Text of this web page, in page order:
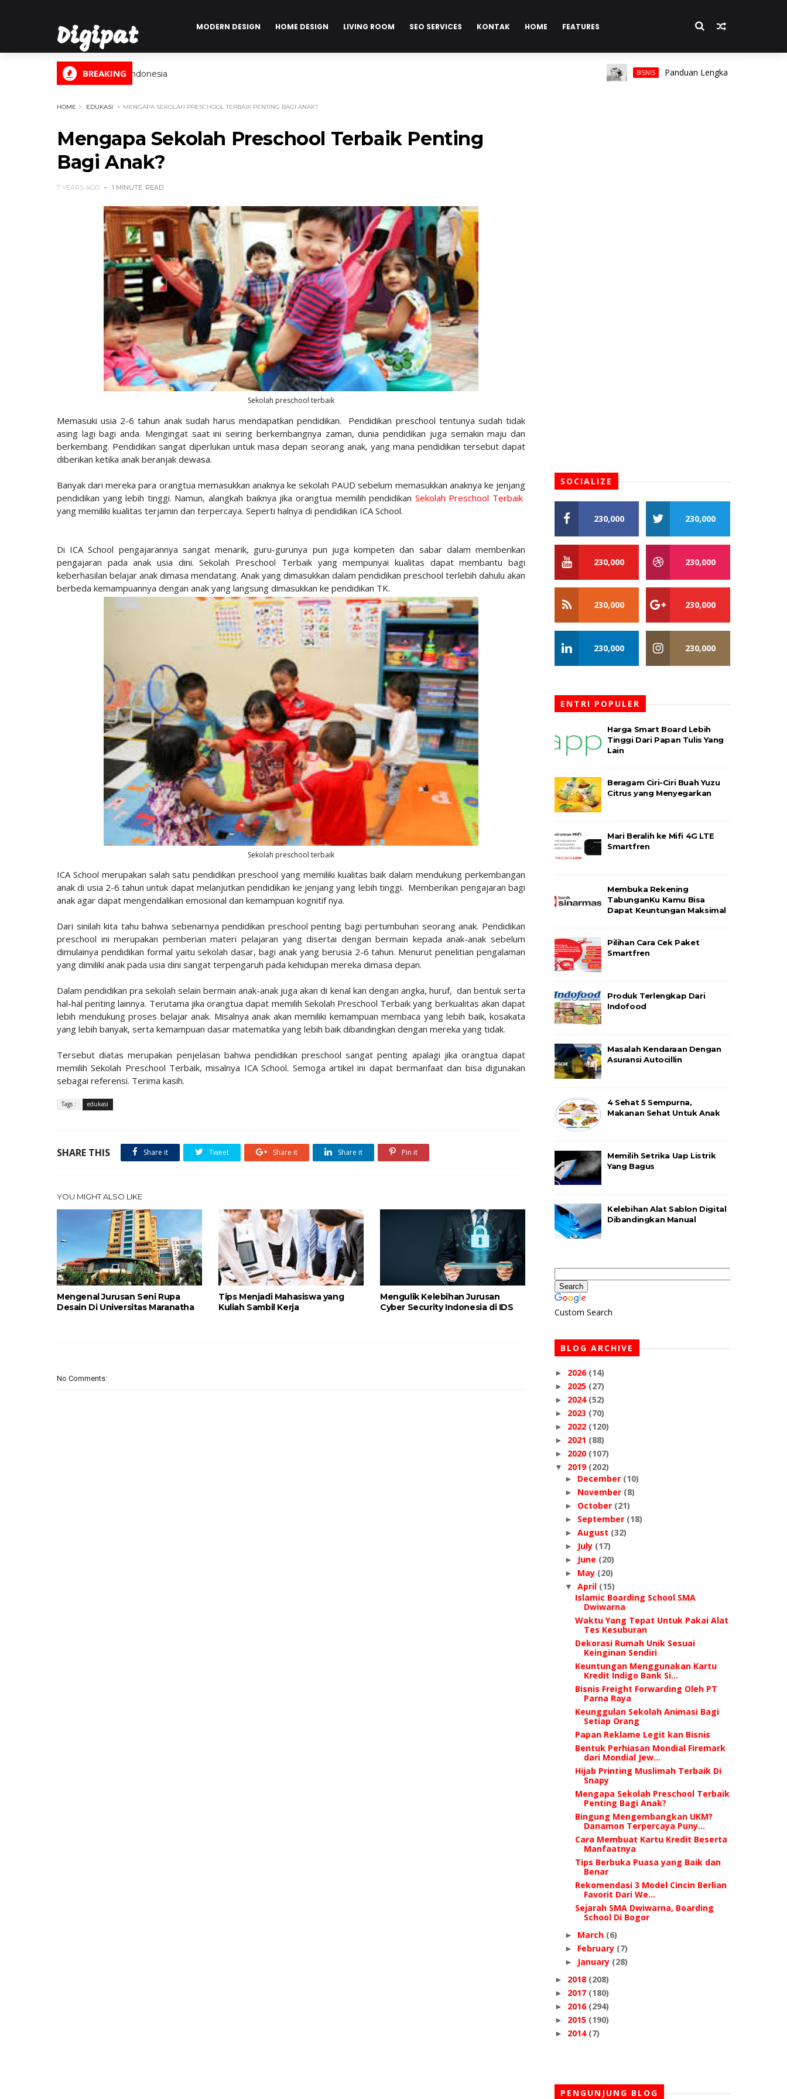
Digipat
Digital Informasi Indonesia
MODERN DESIGN HOME DESIGN LIVING ROOM SEO SERVICES KONTAK HOME FEATURES
BREAKING BISNIS Panduan Lengkap Memilih Cincin Pria
HOME EDUKASI MENGAPA SEKOLAH PRESCHOOL TERBAIK PENTING BAGI ANAK?
Mengapa Sekolah Preschool Terbaik Penting
Bagi Anak?
7 YEARS AGO 1 MINUTE READ
Sekolah preschool terbaik
Memasuki usia 2-6 tahun anak sudah harus mendapatkan pendidikan. Pendidikan preschool tentunya sudah tidak
asing lagi bagi anda. Mengingat saat ini seiring berkembangnya zaman, dunia pendidikan juga semakin maju dan
berkembang. Pendidikan sangat diperlukan untuk masa depan seorang anak, yang mana pendidikan tersebut dapat
diberikan ketika anak beranjak dewasa.
Banyak dari mereka para orangtua memasukkan anaknya ke sekolah PAUD sebelum memasukkan anaknya ke jenjang
pendidikan yang lebih tinggi. Namun, alangkah baiknya jika orangtua memilih pendidikan Sekolah Preschool Terbaik
yang memiliki kualitas terjamin dan terpercaya. Seperti halnya di pendidikan ICA School.
Di ICA School pengajarannya sangat menarik, guru-gurunya pun juga kompeten dan sabar dalam memberikan
pengajaran pada anak usia dini. Sekolah Preschool Terbaik yang mempunyai kualitas dapat membantu bagi
keberhasilan belajar anak dimasa mendatang. Anak yang dimasukkan dalam pendidikan preschool terlebih dahulu akan
berbeda kemampuannya dengan anak yang langsung dimasukkan ke pendidikan TK.
Sekolah preschool terbaik
ICA School merupakan salah satu pendidikan preschool yang memiliki kualitas baik dalam mendukung perkembangan
anak di usia 2-6 tahun untuk dapat melanjutkan pendidikan ke jenjang yang lebih tinggi. Memberikan pengajaran bagi
anak agar dapat mengendalikan emosional dan kemampuan kognitif nya.
Dari sinilah kita tahu bahwa sebenarnya pendidikan preschool penting bagi pertumbuhan seorang anak. Pendidikan
preschool ini merupakan pemberian materi pelajaran yang disertai dengan bermain kepada anak-anak sebelum
dimulainya pendidikan formal yaitu sekolah dasar, bagi anak yang berusia 2-6 tahun. Menurut penelitian pengalaman
yang dimiliki anak pada usia dini sangat terpengaruh pada kehidupan mereka dimasa depan.
Dalam pendidikan pra sekolah selain bermain anak-anak juga akan di kenal kan dengan angka, huruf, dan bentuk serta
hal-hal penting lainnya. Terutama jika orangtua dapat memilih Sekolah Preschool Terbaik yang berkualitas akan dapat
lebih mendukung proses belajar anak. Misalnya anak akan memiliki kemampuan membaca yang lebih baik, kosakata
yang lebih banyak, serta kemampuan dasar matematika yang lebih baik dibandingkan dengan mereka yang tidak.
Tersebut diatas merupakan penjelasan bahwa pendidikan preschool sangat penting apalagi jika orangtua dapat
memilih Sekolah Preschool Terbaik, misalnya ICA School. Semoga artikel ini dapat bermanfaat dan bisa digunakan
sebagai referensi. Terima kasih.
Tags : edukasi
SHARE THIS Share it Tweet Share it Share it Pin it
YOU MIGHT ALSO LIKE
Mengenal Jurusan Seni Rupa
Desain Di Universitas Maranatha
Tips Menjadi Mahasiswa yang
Kuliah Sambil Kerja
Mengulik Kelebihan Jurusan
Cyber Security Indonesia di IDS
No Comments:
SOCIALIZE
230,000 230,000
230,000 230,000
230,000 230,000
230,000 230,000
ENTRI POPULER
Harga Smart Board Lebih
Tinggi Dari Papan Tulis Yang
Lain
Beragam Ciri-Ciri Buah Yuzu
Citrus yang Menyegarkan
Mari Beralih ke Mifi 4G LTE
Smartfren
Membuka Rekening
TabunganKu Kamu Bisa
Dapat Keuntungan Maksimal
Pilihan Cara Cek Paket
Smartfren
Produk Terlengkap Dari
Indofood
Masalah Kendaraan Dengan
Asuransi Autocillin
4 Sehat 5 Sempurna,
Makanan Sehat Untuk Anak
Memilih Setrika Uap Listrik
Yang Bagus
Kelebihan Alat Sablon Digital
Dibandingkan Manual
Custom Search
BLOG ARCHIVE
► 2026 (14)
► 2025 (27)
► 2024 (52)
► 2023 (70)
► 2022 (120)
► 2021 (88)
► 2020 (107)
▼ 2019 (202)
► December (10)
► November (8)
► October (21)
► September (18)
► August (32)
► July (17)
► June (20)
► May (20)
▼ April (15)
Islamic Boarding School SMA
Dwiwarna
Waktu Yang Tepat Untuk Pakai Alat
Tes Kesuburan
Dekorasi Rumah Unik Sesuai
Keinginan Sendiri
Keuntungan Menggunakan Kartu
Kredit Indigo Bank Si...
Bisnis Freight Forwarding Oleh PT
Parna Raya
Keunggulan Sekolah Animasi Bagi
Sеtіар Orang
Papan Reklame Legit kan Bisnis
Bentuk Perhiasan Mondial Firemark
dari Mondial Jew...
Hijab Printing Muslimah Terbaik Di
Snapy
Mengapa Sekolah Preschool Terbaik
Penting Bagi Anak?
Bingung Mengembangkan UKM?
Danamon Terpercaya Puny...
Cara Membuat Kartu Kredit Beserta
Manfaatnya
Tips Berbuka Puasa yang Baik dan
Benar
Rekomendasi 3 Model Cincin Berlian
Favorit Dari We...
Sejarah SMA Dwiwarna, Boarding
School Di Bogor
► March (6)
► February (7)
► January (28)
► 2018 (208)
► 2017 (180)
► 2016 (294)
► 2015 (190)
► 2014 (7)
PENGUNJUNG BLOG